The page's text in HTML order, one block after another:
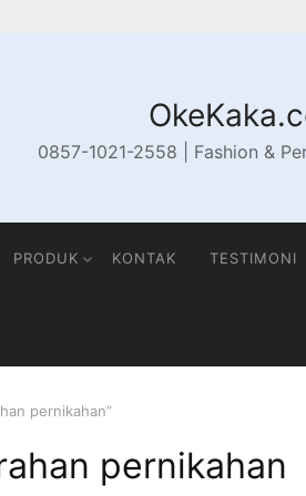
0857-1021-2558 | Fashion &
PRODUK KONTAK TESTIMONI
pernikahan”
pernikahan